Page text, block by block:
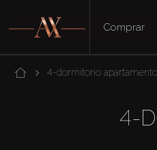
Comprar
4-dormitorio
4-